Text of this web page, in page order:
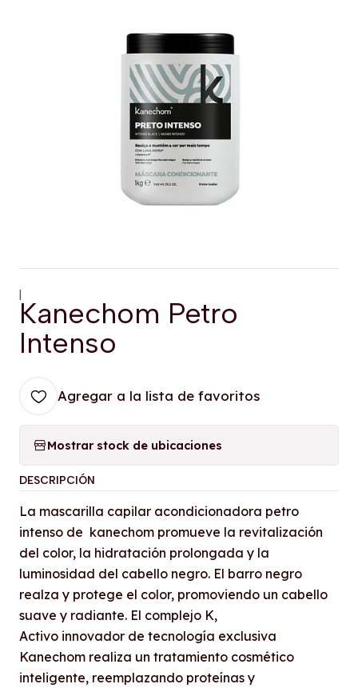
|
Kanechom Petro
Intenso
Agregar a la lista de favoritos
Mostrar stock de ubicaciones
DESCRIPCIÓN
La mascarilla capilar acondicionadora petro
intenso de kanechom promueve la revitalización
del color, la hidratación prolongada y la
luminosidad del cabello negro. El barro negro
realza y protege el color, promoviendo un cabello
suave y radiante. El complejo K,
Activo innovador de tecnología exclusiva
Kanechom realiza un tratamiento cosmético
inteligente, reemplazando proteínas y